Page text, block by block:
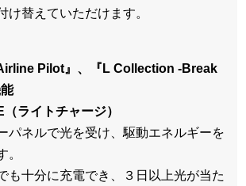
け替えていただけます。
Pilot』、『L Collection -Break
ライトチャージ）
パネルで光を受け、駆動エネルギーを
。
も⼗分に充電でき、３⽇以上光が当た